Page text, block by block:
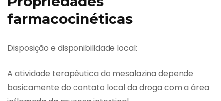
farmacocinéticas
Disposição e disponibilidade local:
A atividade terapêutica da mesalazina depende
basicamente do contato local da droga com a área